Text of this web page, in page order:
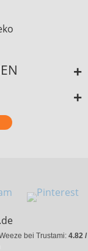
bei Trustami: 4.82 /